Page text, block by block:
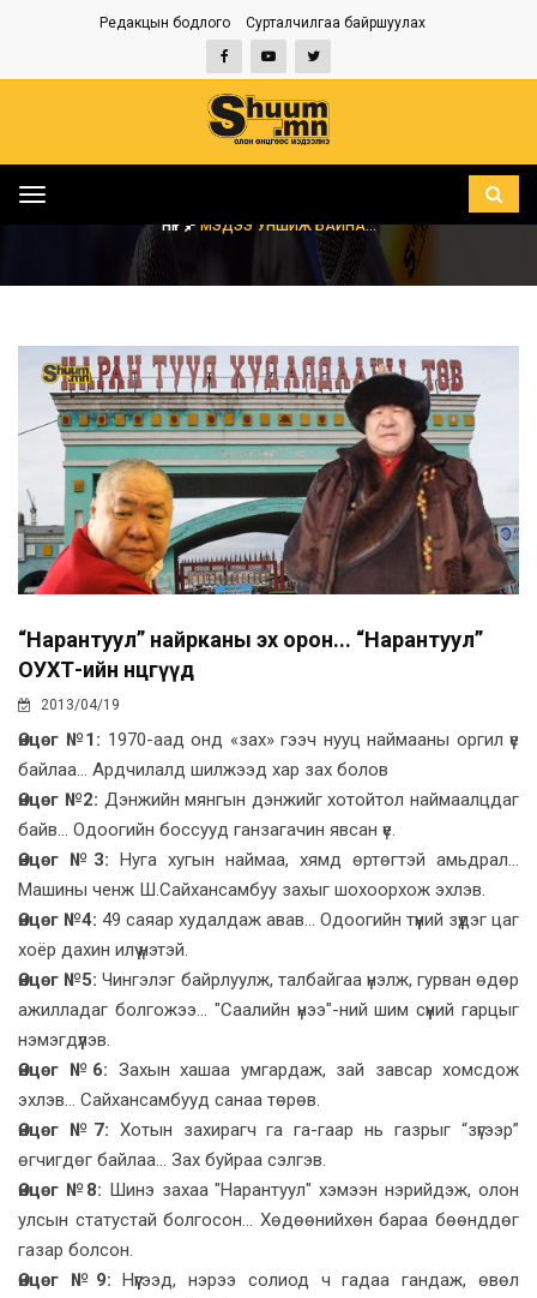
Редакцын бодлого Сурталчилгаа байршуулах
Toggle
НҮҮР МЭДЭЭ УНШИЖ БАЙНА...
“Нарантуул” найрканы эх орон... “Нарантуул”
ОУХТ-ийн өнцгүүд
2013/04/19
Өнцөг №1: 1970-аад онд «зах» гээч нууц наймааны оргил үе
байлаа... Ардчилалд шилжээд хар зах болов
Өнцөг №2: Дэнжийн мянгын дэнжийг хотойтол наймаалцдаг
байв... Одоогийн боссууд ганзагачин явсан үе.
Өнцөг №3:
Нуга хугын наймаа, хямд өртөгтэй амьдрал...
Машины ченж Ш.Сайхансамбуу захыг шохоорхож эхлэв.
Өнцөг №4: 49 саяар худалдаж авав... Одоогийн түүний зүүдэг цаг
хоёр дахин илүү үнэтэй.
Өнцөг №5:Чингэлэг байрлуулж, талбайгаа үнэлж, гурван өдөр
ажилладаг болгожээ... "Саалийн үнээ"-ний шим сүүний гарцыг
нэмэгдүүлэв.
Өнцөг №6: Захын хашаа умгардаж, зай завсар хомсдож
эхлэв... Сайхансамбууд санаа төрөв.
Өнцөг №7: Хотын захирагч га га-гаар нь газрыг “зүгээр”
өгчигдөг байлаа... Зах буйраа сэлгэв.
Өнцөг №8: Шинэ захаа "Нарантуул" хэмээн нэрийдэж, олон
улсын статустай болгосон... Хөдөөнийхөн бараа бөөнддөг
газар болсон.
Өнцөг №9: Нүүгээд, нэрээ солиод ч гадаа гандаж, өвөл